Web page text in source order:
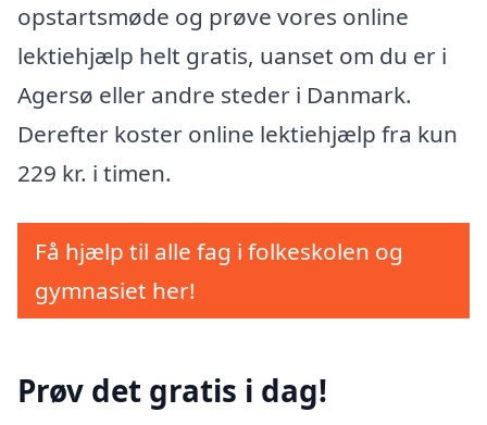
opstartsmøde og prøve vores online
lektiehjælp helt gratis, uanset om du er i
Agersø eller andre steder i Danmark.
Derefter koster online lektiehjælp fra kun
229 kr. i timen.
Få hjælp til alle fag i folkeskolen og
gymnasiet her!
Prøv det gratis i dag!